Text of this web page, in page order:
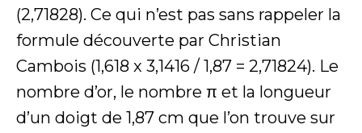
(2,71828). Ce qui n’est pas sans rappeler la
formule découverte par Christian
Cambois (1,618 x 3,1416 / 1,87 = 2,71824). Le
nombre d’or, le nombre π et la longueur
d’un doigt de 1,87 cm que l’on trouve sur